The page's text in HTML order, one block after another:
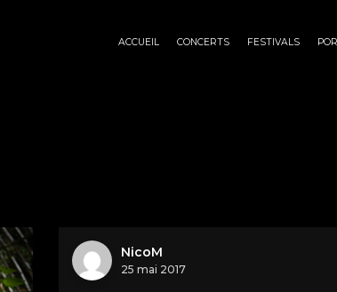
ACCUEIL CONCERTS FESTIVALS
NicoM
25 mai 2017